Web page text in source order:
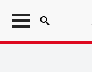
Search